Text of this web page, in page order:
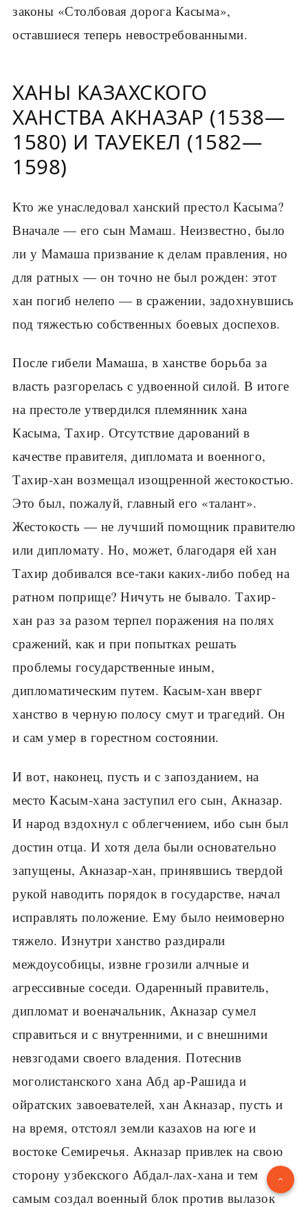
законы «Столбовая дорога Касыма»,
оставшиеся теперь невостребованными.
ХАНЫ КАЗАХСКОГО
ХАНСТВА АКНАЗАР (1538—
1580) И ТАУЕКЕЛ (1582—
1598)
Кто же унаследовал ханский престол Касыма?
Вначале — его сын Мамаш. Неизвестно, было
ли у Мамаша призвание к делам правления, но
для ратных — он точно не был рожден: этот
хан погиб нелепо — в сражении, задохнувшись
под тяжестью собственных боевых доспехов.
После гибели Мамаша, в ханстве борьба за
власть разгорелась с удвоенной силой. В итоге
на престоле утвердился племянник хана
Касыма, Тахир. Отсутствие дарований в
качестве правителя, дипломата и военного,
Тахир-хан возмещал изощренной жестокостью.
Это был, пожалуй, главный его «талант».
Жестокость — не лучший помощник правителю
или дипломату. Но, может, благодаря ей хан
Тахир добивался все-таки каких-либо побед на
ратном поприще? Ничуть не бывало. Тахир-
хан раз за разом терпел поражения на полях
сражений, как и при попытках решать
проблемы государственные иным,
дипломатическим путем. Касым-хан вверг
ханство в черную полосу смут и трагедий. Он
и сам умер в горестном состоянии.
И вот, наконец, пусть и с запозданием, на
место Касым-хана заступил его сын, Акназар.
И народ вздохнул с облегчением, ибо сын был
достин отца. И хотя дела были основательно
запущены, Акназар-хан, принявшись твердой
рукой наводить порядок в государстве, начал
исправлять положение. Ему было неимоверно
тяжело. Изнутри ханство раздирали
междоусобицы, извне грозили алчные и
агрессивные соседи. Одаренный правитель,
дипломат и военачальник, Акназар сумел
справиться и с внутренними, и с внешними
невзгодами своего владения. Потеснив
моголистанского хана Абд ар-Рашида и
ойратских завоевателей, хан Акназар, пусть и
на время, отстоял земли казахов на юге и
востоке Семиречья. Акназар привлек на свою
сторону узбекского Абдал-лах-хана и тем
самым создал военный блок против вылазок